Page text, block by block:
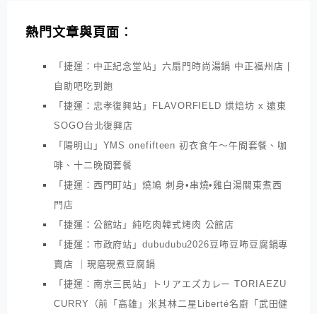
熱門文章與頁面︰
「捷運：中正紀念堂站」六扇門時尚湯鍋 中正福州店 |
自助吧吃到飽
「捷運：忠孝復興站」FLAVORFIELD 烘焙坊 x 遠東
SOGO台北復興店
「陽明山」YMS onefifteen 初衣食午～午間套餐、咖
啡、十二晚間套餐
「捷運：西門町站」燒鳩 刺身•串燒•雞白湯關東煮西
門店
「捷運：公館站」純吃肉韓式烤肉 公館店
「捷運：市政府站」dubudubu2026豆咘豆咘豆腐鍋專
賣店 ｜現磨現煮豆腐鍋
「捷運：南京三民站」トリアエズカレー TORIAEZU
CURRY（前「高雄」米其林二星Liberté名廚「武田健